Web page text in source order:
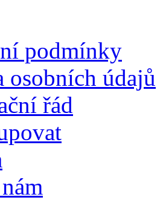
podmínky
osobních údajů
řád